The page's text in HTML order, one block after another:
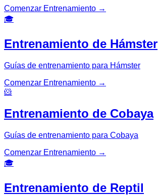
Comenzar Entrenamiento →
🎓
Entrenamiento de Hámster
Guías de entrenamiento para Hámster
Comenzar Entrenamiento →
🐹
Entrenamiento de Cobaya
Guías de entrenamiento para Cobaya
Comenzar Entrenamiento →
🎓
Entrenamiento de Reptil